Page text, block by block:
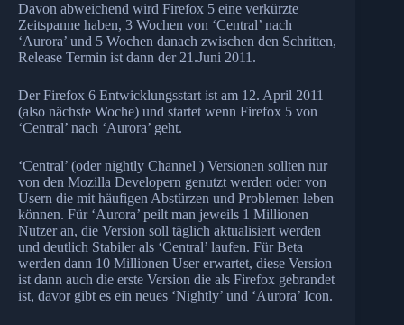
Davon abweichend wird Firefox 5 eine verkürzte
Zeitspanne haben, 3 Wochen von ‘Central’ nach
‘Aurora’ und 5 Wochen danach zwischen den Schritten,
Release Termin ist dann der 21.Juni 2011.
Der Firefox 6 Entwicklungsstart ist am 12. April 2011
(also nächste Woche) und startet wenn Firefox 5 von
‘Central’ nach ‘Aurora’ geht.
‘Central’ (oder nightly Channel ) Versionen sollten nur
von den Mozilla Developern genutzt werden oder von
Usern die mit häufigen Abstürzen und Problemen leben
können. Für ‘Aurora’ peilt man jeweils 1 Millionen
Nutzer an, die Version soll täglich aktualisiert werden
und deutlich Stabiler als ‘Central’ laufen. Für Beta
werden dann 10 Millionen User erwartet, diese Version
ist dann auch die erste Version die als Firefox gebrandet
ist, davor gibt es ein neues ‘Nightly’ und ‘Aurora’ Icon.